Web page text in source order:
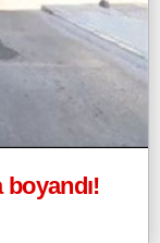
boyandı!